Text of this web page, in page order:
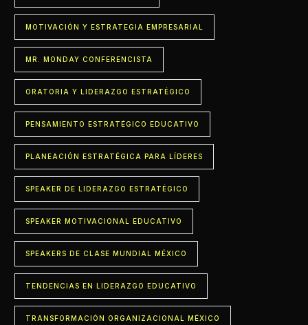
MOTIVACIÓN Y ESTRATEGIA EMPRESARIAL
MR. MONDAY CONFERENCISTA
ORATORIA Y LIDERAZGO ESTRATÉGICO
PENSAMIENTO ESTRATÉGICO EDUCATIVO
PLANEACIÓN ESTRATÉGICA PARA LÍDERES
SPEAKER DE LIDERAZGO ESTRATÉGICO
SPEAKER MOTIVACIONAL EDUCATIVO
SPEAKERS DE CLASE MUNDIAL MÉXICO
TENDENCIAS EN LIDERAZGO EDUCATIVO
TRANSFORMACIÓN ORGANIZACIONAL MÉXICO